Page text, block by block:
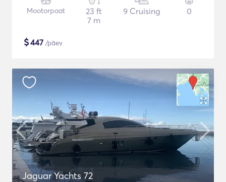
Mootorpaat
23 ft
7 m
9 Cruising 0
$447 /päev
Jaguar Yachts 72